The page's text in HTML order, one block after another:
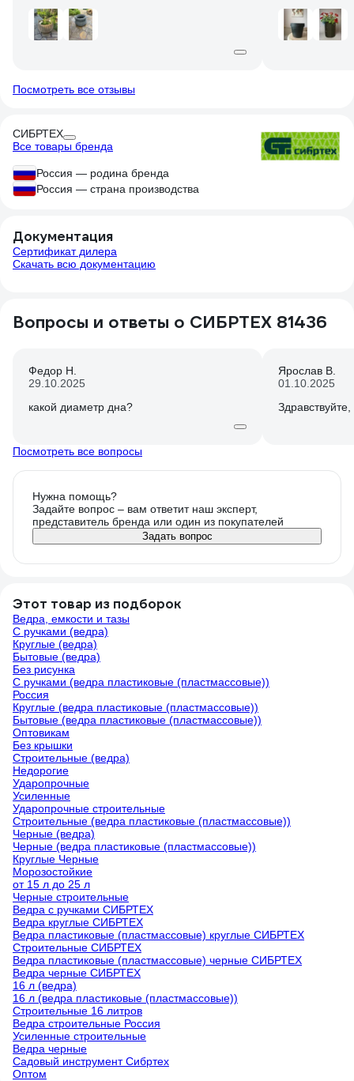
(брала со
Посмотреть все отзывы
СИБРТЕХ
Все товары бренда
Россия — родина бренда
Россия — страна производства
Документация
Сертификат дилера
Скачать всю документацию
Вопросы и ответы о СИБРТЕХ 81436
Федор Н.
29.10.2025
какой диаметр дна?
Ярослав В.
01.10.2025
Посмотреть все вопросы
Нужна помощь?
Задайте вопрос – вам ответит наш эксперт,
представитель бренда или один из покупателей
Задать вопрос
Этот товар из подборок
Ведра, емкости и тазы
С ручками (ведра)
Круглые (ведра)
Бытовые (ведра)
Без рисунка
С ручками (ведра пластиковые (пластмассовые))
Россия
Круглые (ведра пластиковые (пластмассовые))
Бытовые (ведра пластиковые (пластмассовые))
Оптовикам
Без крышки
Строительные (ведра)
Недорогие
Ударопрочные
Усиленные
Ударопрочные строительные
Строительные (ведра пластиковые (пластмассовые))
Черные (ведра)
Черные (ведра пластиковые (пластмассовые))
Круглые Черные
Морозостойкие
от 15 л до 25 л
Черные строительные
Ведра с ручками СИБРТЕХ
Ведра круглые СИБРТЕХ
Ведра пластиковые (пластмассовые) круглые СИБРТЕХ
Строительные СИБРТЕХ
Ведра пластиковые (пластмассовые) черные СИБРТЕХ
Ведра черные СИБРТЕХ
16 л (ведра)
16 л (ведра пластиковые (пластмассовые))
Строительные 16 литров
Ведра строительные Россия
Усиленные строительные
Ведра черные
Садовый инструмент Сибртех
Оптом